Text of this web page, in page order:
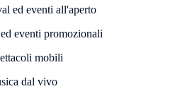
ed eventi all'aperto
eventi promozionali
mobili
dal vivo